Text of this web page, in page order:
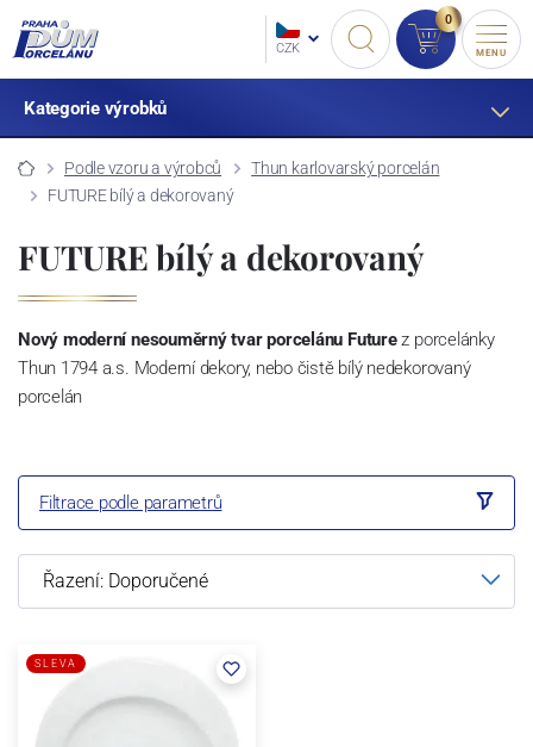
CZK
0
MENU
Kategorie výrobků
Podle vzoru a výrobců
Thun karlovarský porcelán
FUTURE bílý a dekorovaný
FUTURE bílý a dekorovaný
Nový moderní nesouměrný tvar porcelánu Futurez porcelánky
Thun 1794 a.s. Moderní dekory, nebo čistě bílý nedekorovaný
porcelán
Filtrace podle parametrů
SLEVA